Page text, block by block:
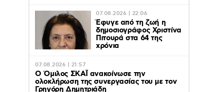
07.08.2026 | 22:06
Έφυγε από τη ζωή η
δημοσιογράφος Χριστίνα
Πιτουρά στα 64 της
χρόνια
07.08.2026 | 21:57
Ο Όμιλος ΣΚΑΪ ανακοίνωσε την
ολοκλήρωση της συνεργασίας του με τον
Γρηγόρη Δημητριάδη